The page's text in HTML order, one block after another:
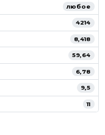
любое
4214
8,418
59,64
6,78
9,5
11